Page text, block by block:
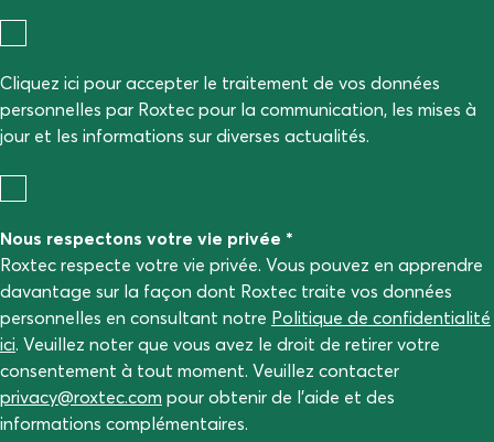
Cliquez ici pour accepter le traitement de vos données
personnelles par Roxtec pour la communication, les mises à
jour et les informations sur diverses actualités.
Nous respectons votre vie privée *
Roxtec respecte votre vie privée. Vous pouvez en apprendre
davantage sur la façon dont Roxtec traite vos données
personnelles en consultant notre Politique de confidentialité
ici. Veuillez noter que vous avez le droit de retirer votre
consentement à tout moment. Veuillez contacter
privacy@roxtec.com pour obtenir de l'aide et des
informations complémentaires.